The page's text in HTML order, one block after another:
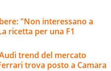
"Non interessano a
ricetta per una F1
trend del mercato
trova posto a Camara